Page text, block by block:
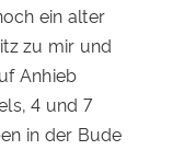
ein alter
zu mir und
Anhieb
4 und 7
in der Bude